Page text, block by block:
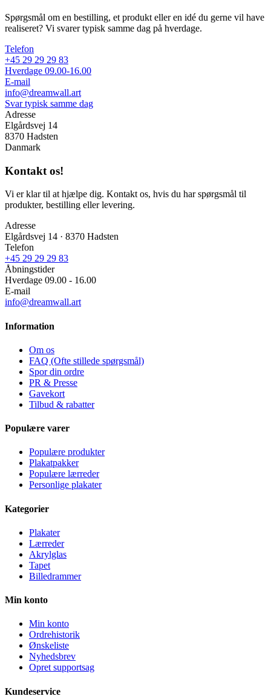
Spørgsmål om en bestilling, et produkt eller en idé du gerne vil have
realiseret? Vi svarer typisk samme dag på hverdage.
Telefon
+45 29 29 29 83
Hverdage 09.00-16.00
E-mail
info@dreamwall.art
Svar typisk samme dag
Adresse
Elgårdsvej 14
8370 Hadsten
Danmark
Kontakt os!
Vi er klar til at hjælpe dig. Kontakt os, hvis du har spørgsmål til
produkter, bestilling eller levering.
Adresse
Elgårdsvej 14 · 8370 Hadsten
Telefon
+45 29 29 29 83
Åbningstider
Hverdage 09.00 - 16.00
E-mail
info@dreamwall.art
Information
Om os
FAQ (Ofte stillede spørgsmål)
Spor din ordre
PR & Presse
Gavekort
Tilbud & rabatter
Populære varer
Populære produkter
Plakatpakker
Populære lærreder
Personlige plakater
Kategorier
Plakater
Lærreder
Akrylglas
Tapet
Billedrammer
Min konto
Min konto
Ordrehistorik
Ønskeliste
Nyhedsbrev
Opret supportsag
Kundeservice